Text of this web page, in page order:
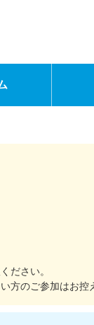
ださい。
方のご参加はお控